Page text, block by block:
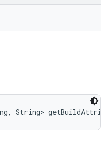
String>